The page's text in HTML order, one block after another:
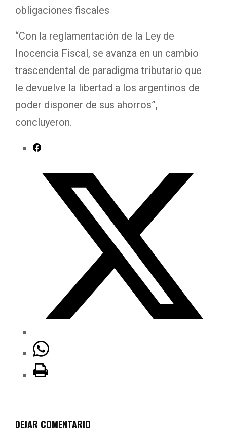
obligaciones fiscales
“Con la reglamentación de la Ley de
Inocencia Fiscal, se avanza en un cambio
trascendental de paradigma tributario que
le devuelve la libertad a los argentinos de
poder disponer de sus ahorros”,
concluyeron.
DEJAR COMENTARIO